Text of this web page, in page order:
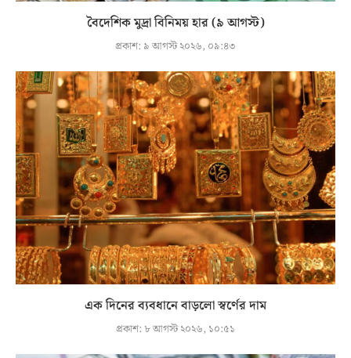
বৈদেশিক মুদ্রা বিনিময় হার (৯ আগস্ট)
প্রকাশ: ৯ আগস্ট ২০২৬, ০৯:৪৩
এক দিনের ব্যবধানে বাড়লো স্বর্ণের দাম
প্রকাশ: ৮ আগস্ট ২০২৬, ১০:৫১